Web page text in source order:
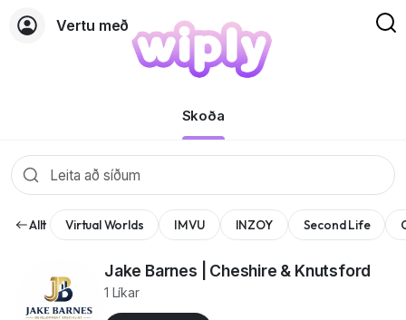
Vertu með
Skoða
Allt Virtual Worlds IMVU INZOY Second Life
Jake Barnes | Cheshire & Knutsford
1 Líkar